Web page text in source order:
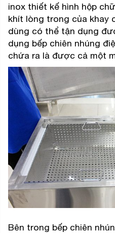
inox thiết kế hình hộp
khít lòng trong của khay
dùng có thể tận dụng
dụng bếp chiên nhúng
chứa ra là được cả một
Bên trong bếp chiên